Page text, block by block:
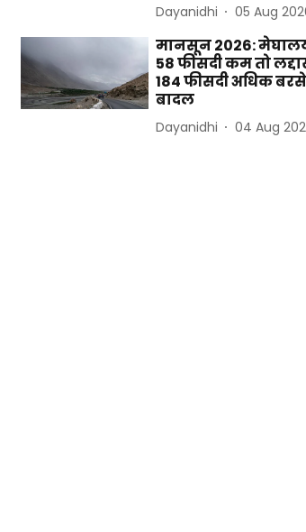
Dayanidhi 05 Aug
मानसून 2026:
58 फीसदी कम तो
184 फीसदी अधिक बरसे
बादल
Dayanidhi 04 Aug